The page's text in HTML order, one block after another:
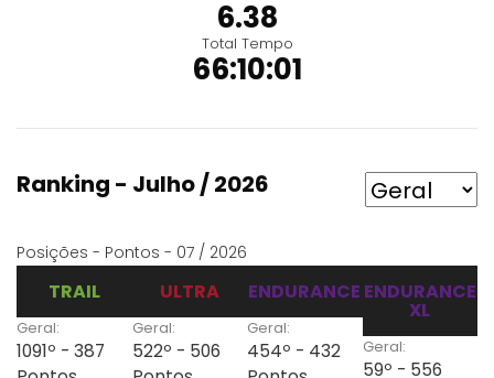
6.38
Total Tempo
66:10:01
Ranking - Julho / 2026
Posições - Pontos - 07 / 2026
TRAIL
Geral:
1091º - 387
ULTRA
Geral:
522º - 506
ENDURANCE
Geral:
454º - 432
ENDURANCE
XL
Geral:
59º - 556